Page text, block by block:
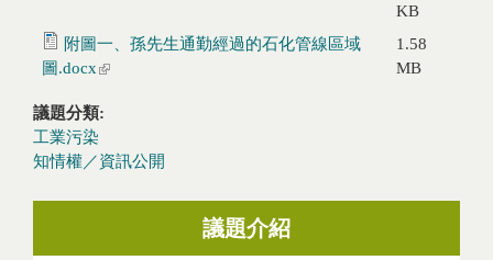
KB
附圖一、孫先生通勤經過的石化管線區域
圖.docx (link is external)
1.58
MB
議題分類:
工業污染
知情權／資訊公開
議題介紹